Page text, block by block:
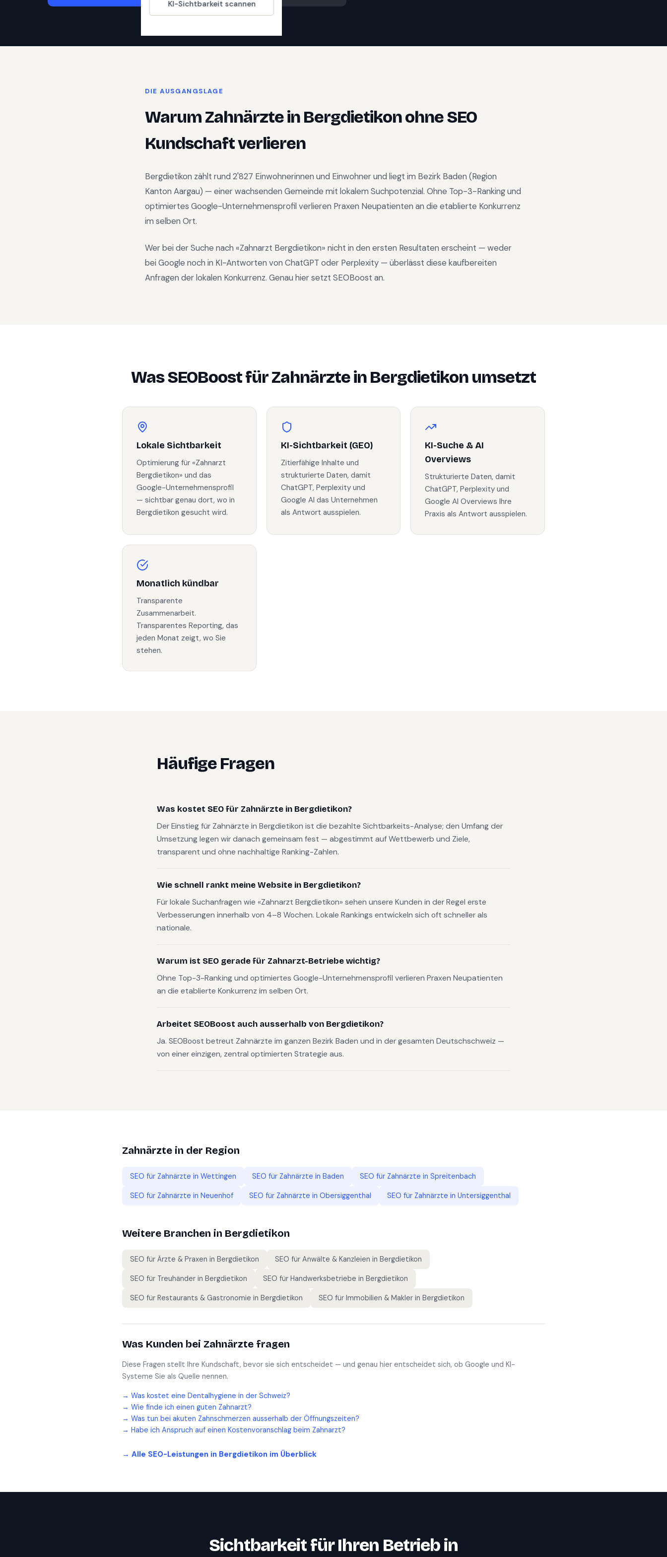
KI-Sichtbarkeit scannen
DIE AUSGANGSLAGE
Warum Zahnärztein Bergdietikonohne SEO
Kundschaft verlieren
Bergdietikon zählt rund 2'827 Einwohnerinnen und Einwohner und liegt im Bezirk Baden (Region
Kanton Aargau) — einer wachsenden Gemeinde mit lokalem Suchpotenzial. Ohne Top-3-Ranking und
optimiertes Google-Unternehmensprofil verlieren Praxen Neupatienten an die etablierte Konkurrenz
im selben Ort.
Wer bei der Suche nach «Zahnarzt Bergdietikon» nicht in den ersten Resultaten erscheint — weder
bei Google noch in KI-Antworten von ChatGPT oder Perplexity — überlässt diese kaufbereiten
Anfragen der lokalen Konkurrenz. Genau hier setzt SEOBoost an.
Was SEOBoost fürZahnärztein Bergdietikonumsetzt
Lokale Sichtbarkeit
Optimierung für «Zahnarzt
Bergdietikon» und das
Google-Unternehmensprofil
— sichtbar genau dort, wo in
Bergdietikon gesucht wird.
KI-Sichtbarkeit (GEO)
Zitierfähige Inhalte und
strukturierte Daten, damit
ChatGPT, Perplexity und
Google AI das Unternehmen
als Antwort ausspielen.
KI-Suche & AI
Overviews
Strukturierte Daten, damit
ChatGPT, Perplexity und
Google AI Overviews Ihre
Praxis als Antwort ausspielen.
Monatlich kündbar
Transparente
Zusammenarbeit.
Transparentes Reporting, das
jeden Monat zeigt, wo Sie
stehen.
Häufige Fragen
Was kostet SEO für Zahnärzte in Bergdietikon?
Der Einstieg für Zahnärzte in Bergdietikon ist die bezahlte Sichtbarkeits-Analyse; den Umfang der
Umsetzung legen wir danach gemeinsam fest — abgestimmt auf Wettbewerb und Ziele,
transparent und ohne nachhaltige Ranking-Zahlen.
Wie schnell rankt meine Website in Bergdietikon?
Für lokale Suchanfragen wie «Zahnarzt Bergdietikon» sehen unsere Kunden in der Regel erste
Verbesserungen innerhalb von 4–8 Wochen. Lokale Rankings entwickeln sich oft schneller als
nationale.
Warum ist SEO gerade für Zahnarzt-Betriebe wichtig?
Ohne Top-3-Ranking und optimiertes Google-Unternehmensprofil verlieren Praxen Neupatienten
an die etablierte Konkurrenz im selben Ort.
Arbeitet SEOBoost auch ausserhalb von Bergdietikon?
Ja. SEOBoost betreut Zahnärzte im ganzen Bezirk Baden und in der gesamten Deutschschweiz —
von einer einzigen, zentral optimierten Strategie aus.
Zahnärzte in der Region
SEO für Zahnärzte in Wettingen SEO für Zahnärzte in Baden SEO für Zahnärzte in Spreitenbach
SEO für Zahnärzte in Neuenhof SEO für Zahnärzte in Obersiggenthal SEO für Zahnärzte in Untersiggenthal
Weitere Branchen in Bergdietikon
SEO für Ärzte & Praxen in Bergdietikon SEO für Anwälte & Kanzleien in Bergdietikon
SEO für Treuhänder in Bergdietikon SEO für Handwerksbetriebe in Bergdietikon
SEO für Restaurants & Gastronomie in Bergdietikon SEO für Immobilien & Makler in Bergdietikon
Was Kunden bei Zahnärzte fragen
Diese Fragen stellt Ihre Kundschaft, bevor sie sich entscheidet — und genau hier entscheidet sich, ob Google und KI-
Systeme Sie als Quelle nennen.
→ Was kostet eine Dentalhygiene in der Schweiz?
→ Wie finde ich einen guten Zahnarzt?
→ Was tun bei akuten Zahnschmerzen ausserhalb der Öffnungszeiten?
→ Habe ich Anspruch auf einen Kostenvoranschlag beim Zahnarzt?
→ Alle SEO-Leistungen in Bergdietikon im Überblick
Sichtbarkeit für Ihren Betrieb in